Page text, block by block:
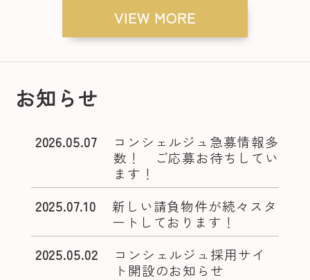
VIEW MORE
お知らせ
2026.05.07
コンシェルジュ急募情報多
数！ ご応募お待ちしてい
ます！
2025.07.10
新しい請負物件が続々スタ
ートしております！
2025.05.02
コンシェルジュ採用サイ
ト開設のお知らせ